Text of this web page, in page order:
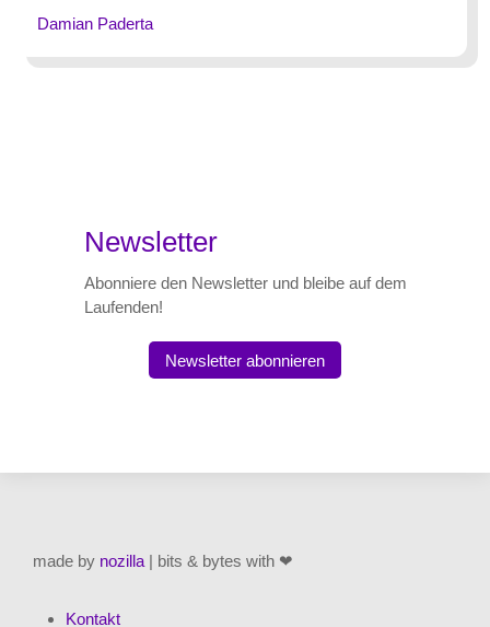
Damian Paderta
Newsletter
Abonniere den Newsletter und bleibe auf dem
Laufenden!
Newsletter abonnieren
made by nozilla | bits & bytes with ❤
Kontakt